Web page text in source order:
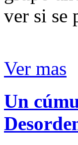
ver si se
Ver mas
Un